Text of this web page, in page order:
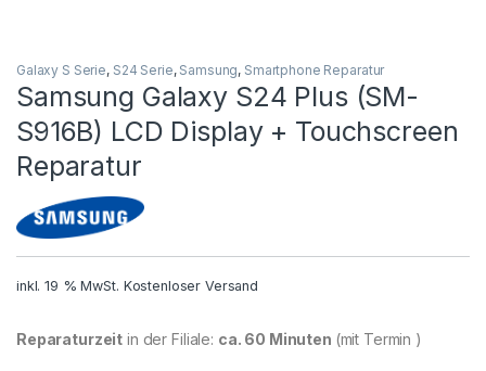
Galaxy S Serie, S24 Serie, Samsung, Smartphone Reparatur
Samsung Galaxy S24 Plus (SM-
S916B) LCD Display + Touchscreen
Reparatur
inkl. 19 % MwSt. Kostenloser Versand
Reparaturzeit in der Filiale: ca. 60 Minuten (mit Termin )